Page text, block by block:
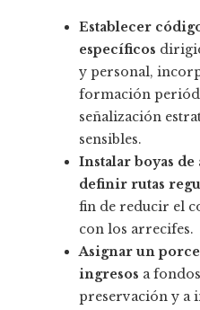
Establecer
específicos
y personal,
formación
señalización
sensibles.
Instalar boyas de
definir rutas
fin de reducir el
con los arrecifes.
Asignar un
ingresos a
preservación y a